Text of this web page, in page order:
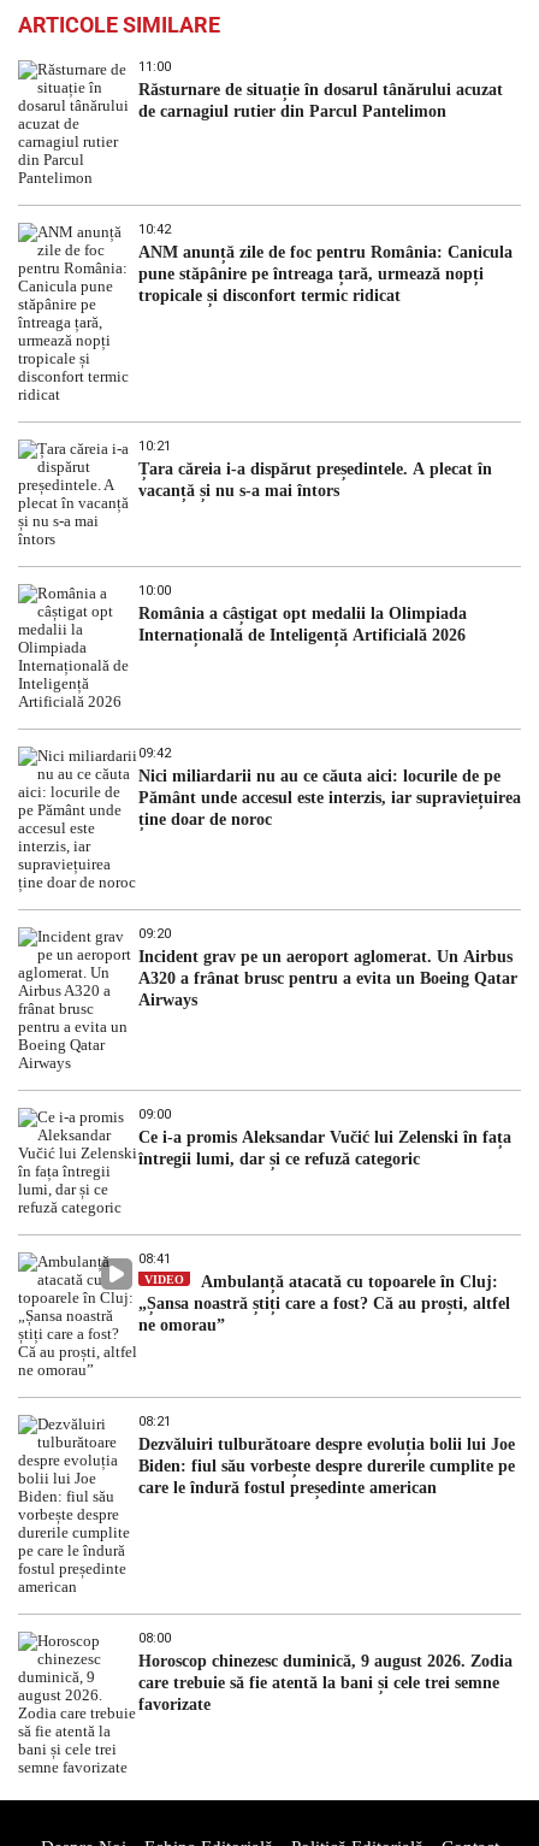
ARTICOLE SIMILARE
11:00
Răsturnare de situație în dosarul tânărului acuzat
de carnagiul rutier din Parcul Pantelimon
10:42
ANM anunță zile de foc pentru România: Canicula
pune stăpânire pe întreaga țară, urmează nopți
tropicale și disconfort termic ridicat
10:21
Țara căreia i-a dispărut președintele. A plecat în
vacanță și nu s-a mai întors
10:00
România a câștigat opt medalii la Olimpiada
Internațională de Inteligență Artificială 2026
09:42
Nici miliardarii nu au ce căuta aici: locurile de pe
Pământ unde accesul este interzis, iar supraviețuirea
ține doar de noroc
09:20
Incident grav pe un aeroport aglomerat. Un Airbus
A320 a frânat brusc pentru a evita un Boeing Qatar
Airways
09:00
Ce i-a promis Aleksandar Vučić lui Zelenski în fața
întregii lumi, dar și ce refuză categoric
08:41
VIDEO
Ambulanță atacată cu topoarele în Cluj:
„Șansa noastră știți care a fost? Că au proști, altfel
ne omorau”
08:21
Dezvăluiri tulburătoare despre evoluția bolii lui Joe
Biden: fiul său vorbește despre durerile cumplite pe
care le îndură fostul președinte american
08:00
Horoscop chinezesc duminică, 9 august 2026. Zodia
care trebuie să fie atentă la bani și cele trei semne
favorizate